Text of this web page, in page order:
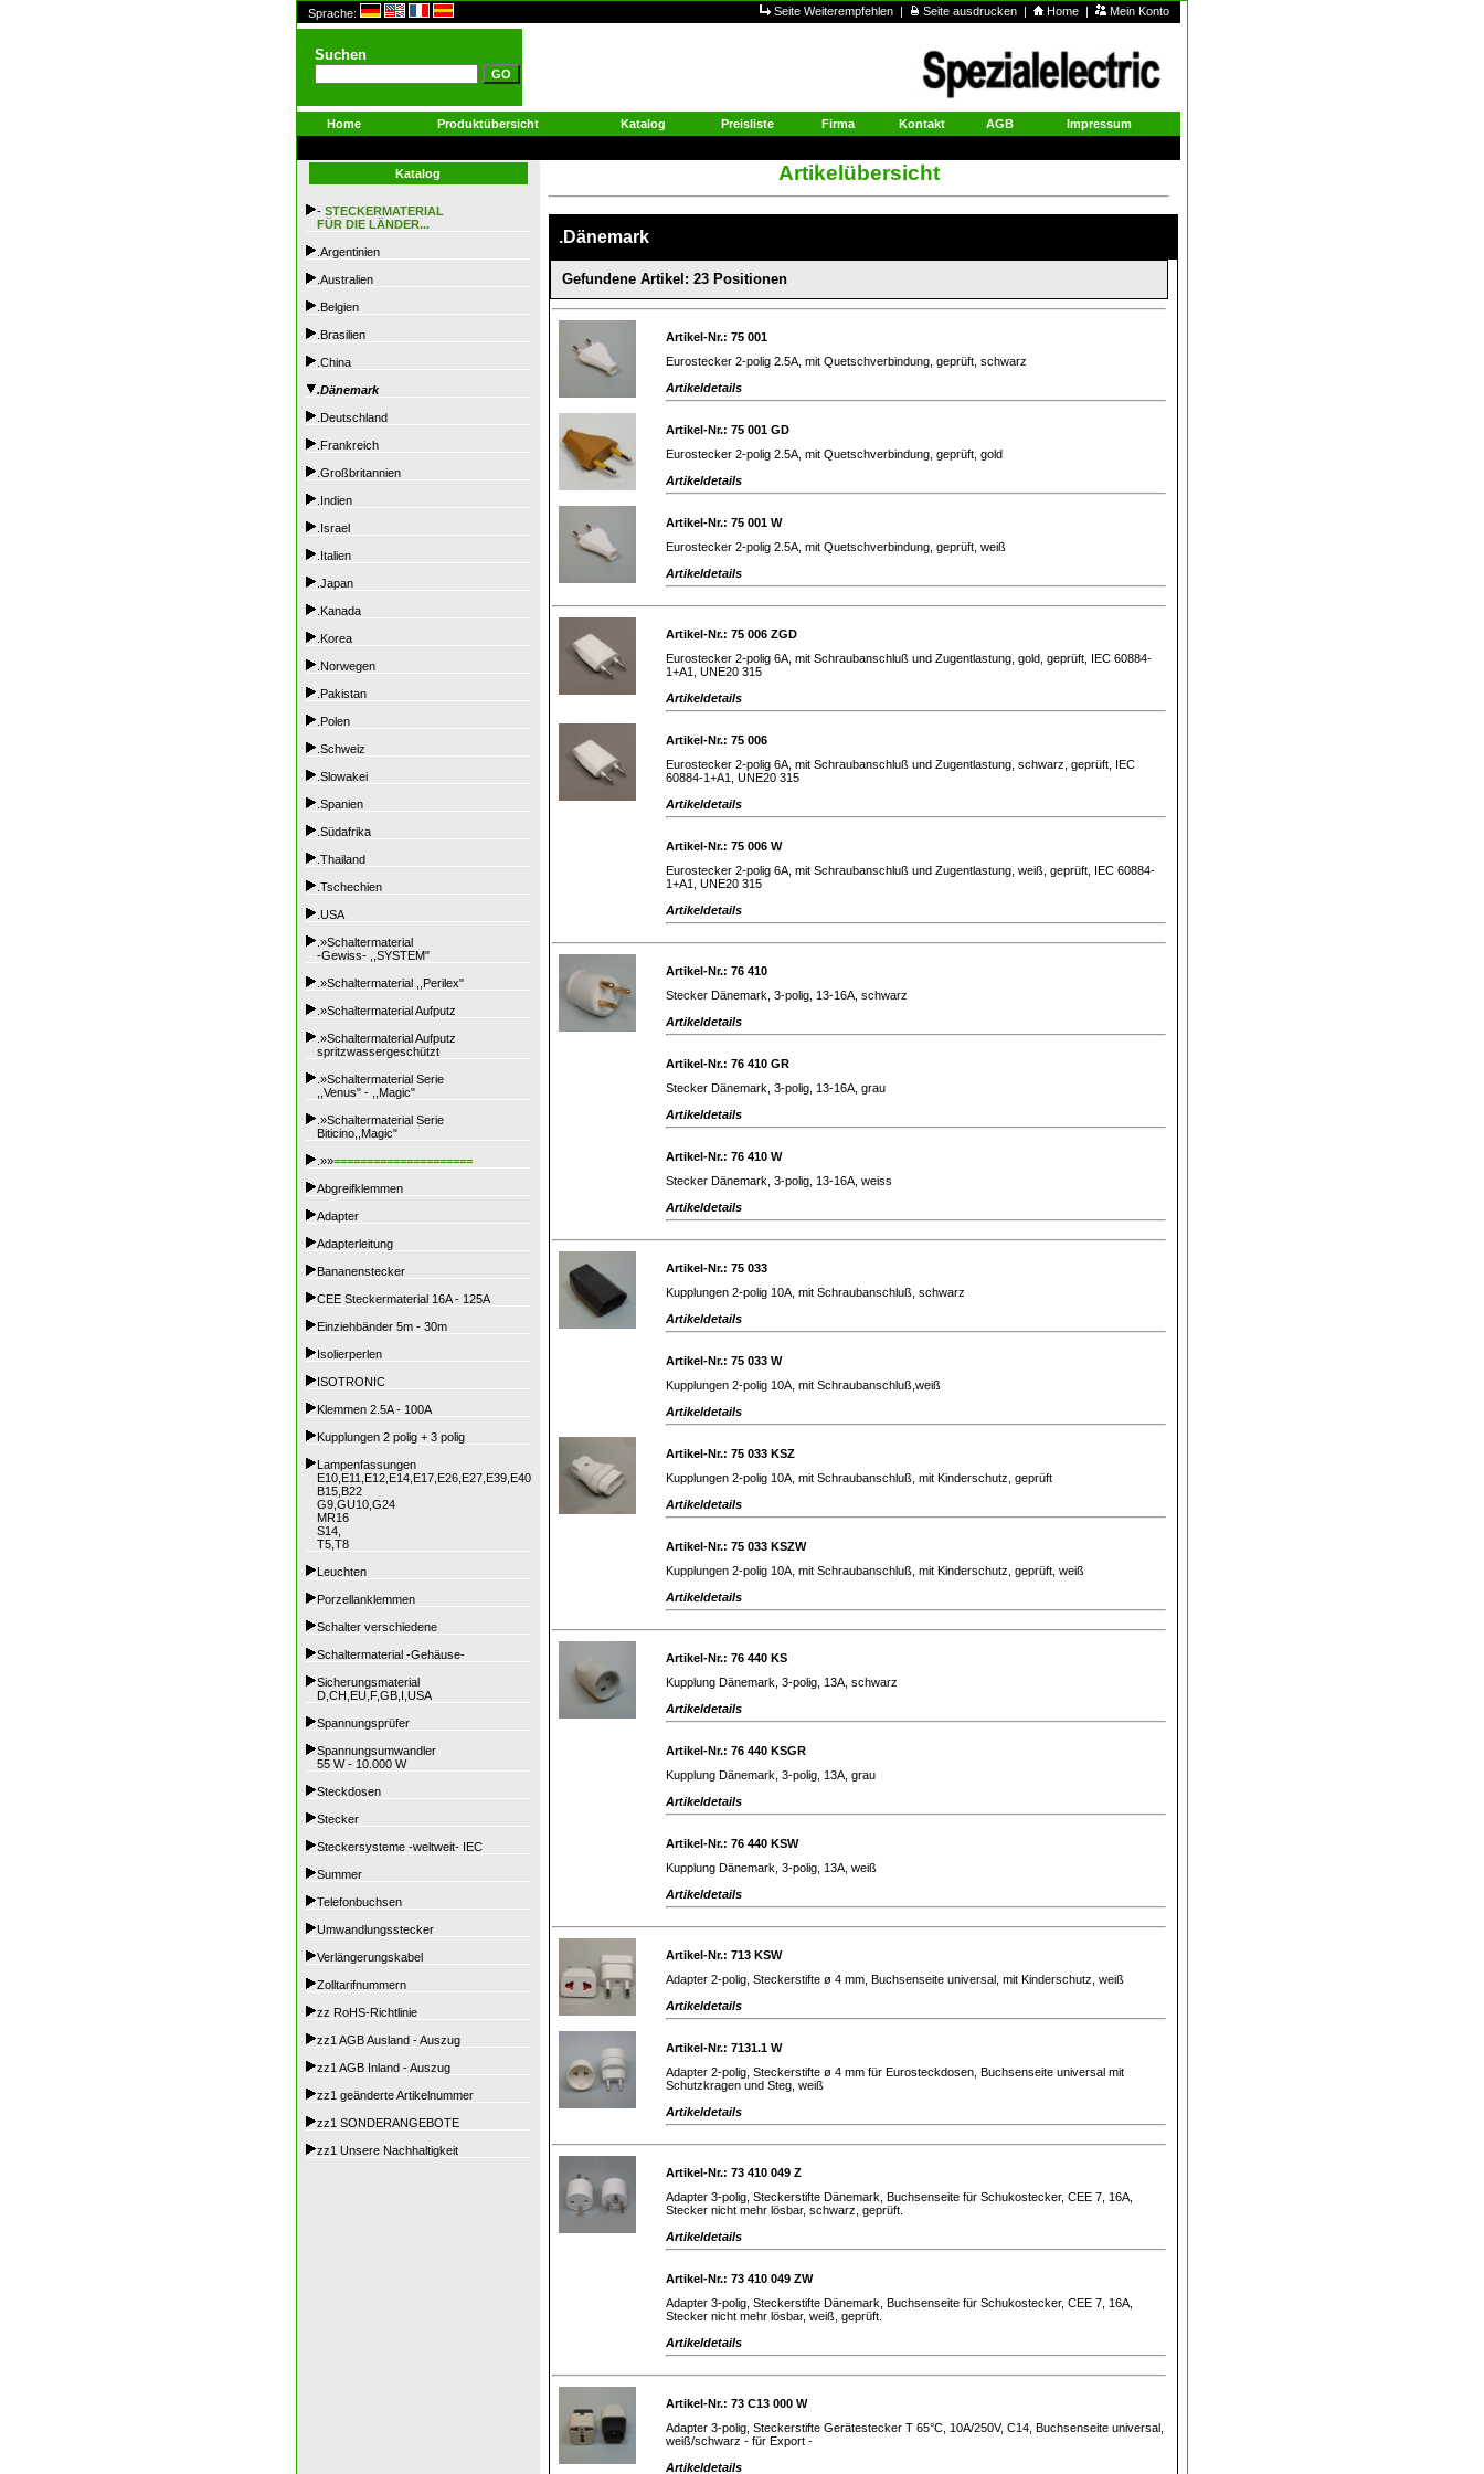
Sprache: Seite Weiterempfehlen | Seite ausdrucken | Home | Mein Konto
Suchen
Home Produktübersicht Katalog Preisliste Firma Kontakt AGB Impressum
Katalog
- STECKERMATERIAL
FÜR DIE LÄNDER...
.Argentinien
.Australien
.Belgien
.Brasilien
.China
.Dänemark
.Deutschland
.Frankreich
.Großbritannien
.Indien
.Israel
.Italien
.Japan
.Kanada
.Korea
.Norwegen
.Pakistan
.Polen
.Schweiz
.Slowakei
.Spanien
.Südafrika
.Thailand
.Tschechien
.USA
.»Schaltermaterial
-Gewiss- ,,SYSTEM"
.»Schaltermaterial ,,Perilex"
.»Schaltermaterial Aufputz
.»Schaltermaterial Aufputz
spritzwassergeschützt
.»Schaltermaterial Serie
,,Venus" - ,,Magic"
.»Schaltermaterial Serie
Biticino,,Magic"
.»»=====================
Abgreifklemmen
Adapter
Adapterleitung
Bananenstecker
CEE Steckermaterial 16A - 125A
Einziehbänder 5m - 30m
Isolierperlen
ISOTRONIC
Klemmen 2.5A - 100A
Kupplungen 2 polig + 3 polig
Lampenfassungen
E10,E11,E12,E14,E17,E26,E27,E39,E40
B15,B22
G9,GU10,G24
MR16
S14,
T5,T8
Leuchten
Porzellanklemmen
Schalter verschiedene
Schaltermaterial -Gehäuse-
Sicherungsmaterial
D,CH,EU,F,GB,I,USA
Spannungsprüfer
Spannungsumwandler
55 W - 10.000 W
Steckdosen
Stecker
Steckersysteme -weltweit- IEC
Summer
Telefonbuchsen
Umwandlungsstecker
Verlängerungskabel
Zolltarifnummern
zz RoHS-Richtlinie
zz1 AGB Ausland - Auszug
zz1 AGB Inland - Auszug
zz1 geänderte Artikelnummer
zz1 SONDERANGEBOTE
zz1 Unsere Nachhaltigkeit
Artikelübersicht
.Dänemark
Gefundene Artikel: 23 Positionen
Artikel-Nr.: 75 001
Eurostecker 2-polig 2.5A, mit Quetschverbindung, geprüft, schwarz
Artikeldetails
Artikel-Nr.: 75 001 GD
Eurostecker 2-polig 2.5A, mit Quetschverbindung, geprüft, gold
Artikeldetails
Artikel-Nr.: 75 001 W
Eurostecker 2-polig 2.5A, mit Quetschverbindung, geprüft, weiß
Artikeldetails
Artikel-Nr.: 75 006 ZGD
Eurostecker 2-polig 6A, mit Schraubanschluß und Zugentlastung, gold, geprüft, IEC 60884-
1+A1, UNE20 315
Artikeldetails
Artikel-Nr.: 75 006
Eurostecker 2-polig 6A, mit Schraubanschluß und Zugentlastung, schwarz, geprüft, IEC
60884-1+A1, UNE20 315
Artikeldetails
Artikel-Nr.: 75 006 W
Eurostecker 2-polig 6A, mit Schraubanschluß und Zugentlastung, weiß, geprüft, IEC 60884-
1+A1, UNE20 315
Artikeldetails
Artikel-Nr.: 76 410
Stecker Dänemark, 3-polig, 13-16A, schwarz
Artikeldetails
Artikel-Nr.: 76 410 GR
Stecker Dänemark, 3-polig, 13-16A, grau
Artikeldetails
Artikel-Nr.: 76 410 W
Stecker Dänemark, 3-polig, 13-16A, weiss
Artikeldetails
Artikel-Nr.: 75 033
Kupplungen 2-polig 10A, mit Schraubanschluß, schwarz
Artikeldetails
Artikel-Nr.: 75 033 W
Kupplungen 2-polig 10A, mit Schraubanschluß,weiß
Artikeldetails
Artikel-Nr.: 75 033 KSZ
Kupplungen 2-polig 10A, mit Schraubanschluß, mit Kinderschutz, geprüft
Artikeldetails
Artikel-Nr.: 75 033 KSZW
Kupplungen 2-polig 10A, mit Schraubanschluß, mit Kinderschutz, geprüft, weiß
Artikeldetails
Artikel-Nr.: 76 440 KS
Kupplung Dänemark, 3-polig, 13A, schwarz
Artikeldetails
Artikel-Nr.: 76 440 KSGR
Kupplung Dänemark, 3-polig, 13A, grau
Artikeldetails
Artikel-Nr.: 76 440 KSW
Kupplung Dänemark, 3-polig, 13A, weiß
Artikeldetails
Artikel-Nr.: 713 KSW
Adapter 2-polig, Steckerstifte ø 4 mm, Buchsenseite universal, mit Kinderschutz, weiß
Artikeldetails
Artikel-Nr.: 7131.1 W
Adapter 2-polig, Steckerstifte ø 4 mm für Eurosteckdosen, Buchsenseite universal mit
Schutzkragen und Steg, weiß
Artikeldetails
Artikel-Nr.: 73 410 049 Z
Adapter 3-polig, Steckerstifte Dänemark, Buchsenseite für Schukostecker, CEE 7, 16A,
Stecker nicht mehr lösbar, schwarz, geprüft.
Artikeldetails
Artikel-Nr.: 73 410 049 ZW
Adapter 3-polig, Steckerstifte Dänemark, Buchsenseite für Schukostecker, CEE 7, 16A,
Stecker nicht mehr lösbar, weiß, geprüft.
Artikeldetails
Artikel-Nr.: 73 C13 000 W
Adapter 3-polig, Steckerstifte Gerätestecker T 65°C, 10A/250V, C14, Buchsenseite universal,
weiß/schwarz - für Export -
Artikeldetails